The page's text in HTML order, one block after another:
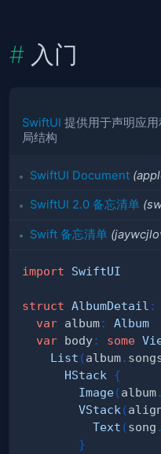
入门
SwiftUI 提供用于声明应
局结构
SwiftUI Document
SwiftUI 2.0 备忘清单
Swift 备忘清单
import SwiftUI
struct AlbumDetail :
var album:
Album
var body: some
List (album.
HStack
{
Image(album.
VStack (
Text (song .
}